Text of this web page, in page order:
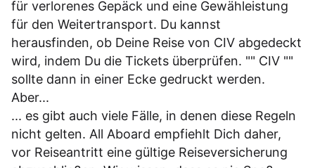
für verlorenes Gepäck und eine Gewähleistung
für den Weitertransport. Du kannst
herausfinden, ob Deine Reise von CIV abgedeckt
wird, indem Du die Tickets überprüfen. "" CIV ""
sollte dann in einer Ecke gedruckt werden.
Aber...
... es gibt auch viele Fälle, in denen diese Regeln
nicht gelten. All Aboard empfiehlt Dich daher,
vor Reiseantritt eine gültige Reiseversicherung